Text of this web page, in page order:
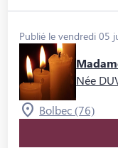
Publié le vendredi 05
Née
Bolbec (76)